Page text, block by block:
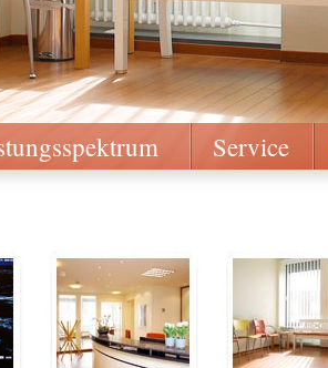
Service